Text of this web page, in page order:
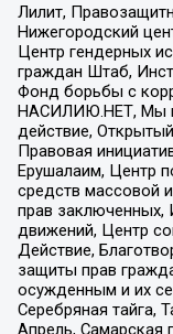
Лилит,
Нижегородский
Центр гендерных
граждан Штаб,
Фонд борьбы с
НАСИЛИЮ.НЕТ, Мы
действие,
Правовая
Ерушалаим, Центр
средств массовой
прав заключенных,
движений, Центр
Действие,
защиты прав
осужденным и их
Серебряная тайга,
Апрель, Самарская